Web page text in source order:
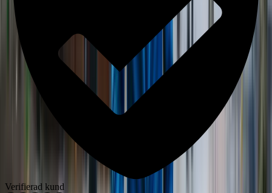
Verifierad kund